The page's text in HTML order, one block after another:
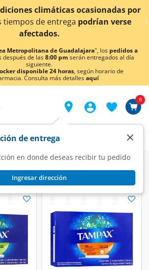
inner">
por
verse
¡Ahora también
Metropolitana de Guadalajara", los pedidos a
después de las8:00 pm serán entregados al día
siguiente.
disponible 24 horas, según horario de
Consulta más detallesaquí
de entrega
en donde deseas recibir tu pedido
Ingresar dirección
×
0